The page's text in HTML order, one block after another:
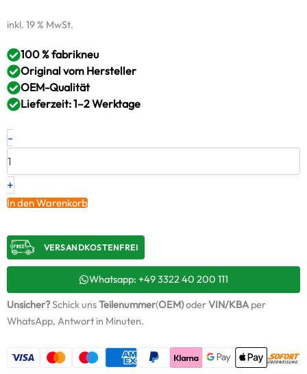
inkl. 19 % MwSt.
100 % fabrikneu
Original vom Hersteller
OEM-Qualität
Lieferzeit: 1–2 Werktage
-
Neuer
Original
3.0
Carrera
4S
9A212303255
/
53049800263
Montagesatz
Menge
+
In den Warenkorb
VERSANDKOSTENFREI​
Whatsapp: +49 3322 40 200 111
Unsicher?Schick unsTeilenummer(OEM)oderVIN/KBAper
WhatsApp, Antwort in Minuten.